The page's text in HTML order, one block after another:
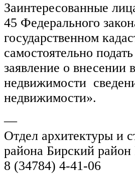
Заинтересованные
45 Федерального
государственном
самостоятельно
заявление о внесении
недвижимости
недвижимости».
—
Отдел архитектуры и
района Бирский район
8 (34784) 4-41-06